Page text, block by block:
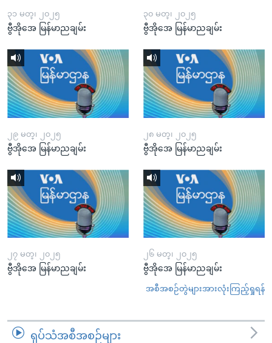
၃၁ မတ္၊ ၂၀၂၅
ဗွီအိုအေ မြန်မာညချမ်း
၃၀ မတ္၊ ၂၀၂၅
ဗွီအိုအေ မြန်မာညချမ်း
၂၉ မတ္၊ ၂၀၂၅
ဗွီအိုအေ မြန်မာညချမ်း
၂၈ မတ္၊ ၂၀၂၅
ဗွီအိုအေ မြန်မာညချမ်း
၂၇ မတ္၊ ၂၀၂၅
ဗွီအိုအေ မြန်မာညချမ်း
၂၆ မတ္၊ ၂၀၂၅
ဗွီအိုအေ မြန်မာညချမ်း
အစီအစဉ်တွဲများအားလုံးကြည့်ရှုရန်
ရုပ်သံအစီအစဉ်များ